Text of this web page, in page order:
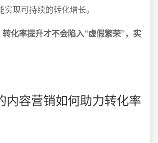
实现可持续的转化增长。
化率提升才不会陷入“虚假繁荣”，实
内容营销如何助力转化率